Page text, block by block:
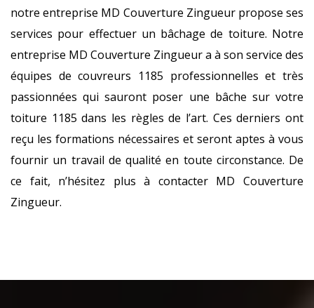
notre entreprise MD Couverture Zingueur propose ses
services pour effectuer un bâchage de toiture. Notre
entreprise MD Couverture Zingueur a à son service des
équipes de couvreurs 1185 professionnelles et très
passionnées qui sauront poser une bâche sur votre
toiture 1185 dans les règles de l’art. Ces derniers ont
reçu les formations nécessaires et seront aptes à vous
fournir un travail de qualité en toute circonstance. De
ce fait, n’hésitez plus à contacter MD Couverture
Zingueur.